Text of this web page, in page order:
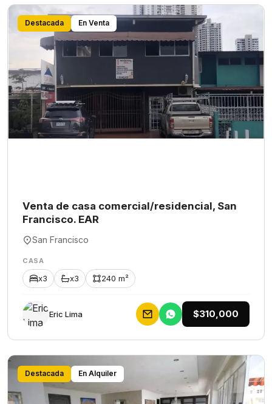
Destacada En Venta
Venta de casa comercial/residencial, San
Francisco. EAR
San Francisco
CASA
x3 x3 240 m²
Eric Lima $310,000
Destacada En Alquiler